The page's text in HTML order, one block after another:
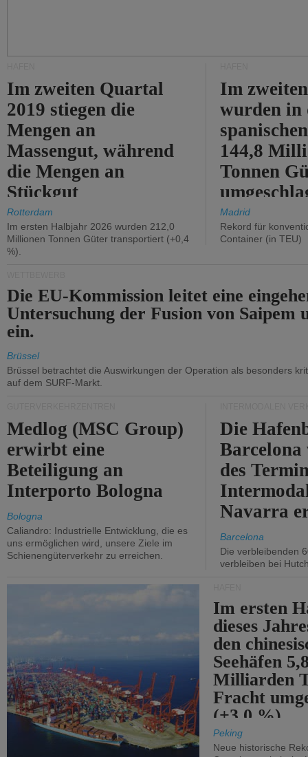
Im zweiten Quartal
2019 stiegen die
Mengen an
Massengut, während
die Mengen an
Stückgut
zurückgingen.
Rotterdam
Im ersten Halbjahr 2026 wurden 212,0
Millionen Tonnen Güter transportiert (+0,4
%).
Im
wurden in
144,8
Tonnen
%).
Madrid
Rekord für
Container (in TEU)
Die EU-Kommission leitet eine
Untersuchung der Fusion von Saipem
ein.
Brüssel
Brüssel betrachtet die Auswirkungen der Operation als besonders
auf dem SURF-Markt.
Medlog (MSC Group)
erwirbt eine
Beteiligung an
Interporto Bologna
Bologna
Caliandro: Industrielle Entwicklung, die es
uns ermöglichen wird, unsere Ziele im
Schienengüterverkehr zu erreichen.
Die
des
Navarra
Barcelona
Die verbleibenden
verbleiben bei
Im ersten
dieses
den
Seehäfen
Milliarden
Fracht
(+3,0 %).
Peking
Neue historische